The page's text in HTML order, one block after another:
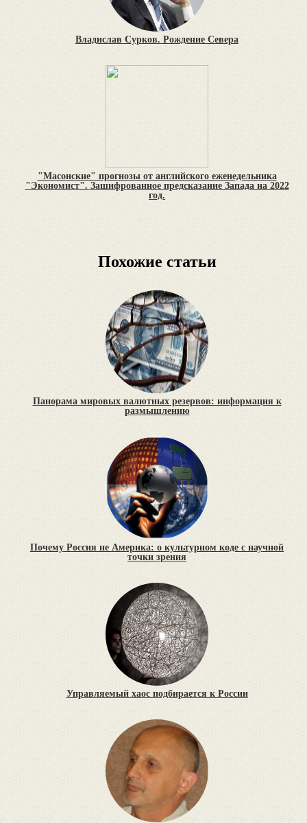
Владислав Сурков. Рождение Севера
"Масонские" прогнозы от английского еженедельника
"Экономист". Зашифрованное предсказание Запада на 2022
год.
Похожие статьи
Панорама мировых валютных резервов: информация к
размышлению
Почему Россия не Америка: о культурном коде с научной
точки зрения
Управляемый хаос подбирается к России